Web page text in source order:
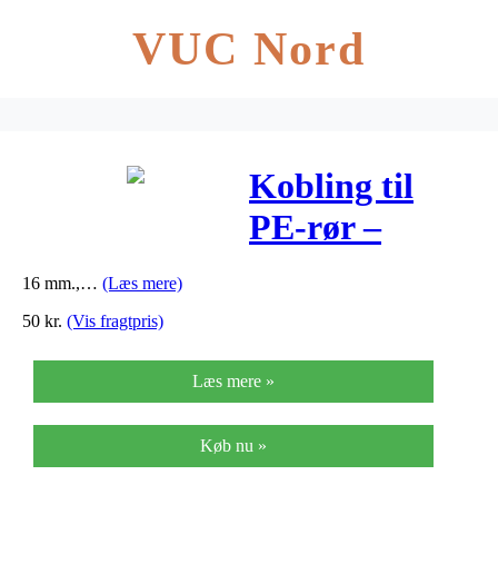
VUC Nord
Kobling til
PE-rør –
havesystem -
…
16 mm.,… (Læs mere)
50 kr. (Vis fragtpris)
Læs mere »
Køb nu »